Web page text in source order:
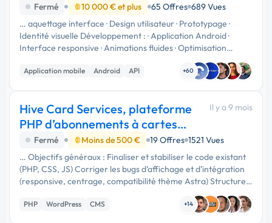
Fermé
10 000 € et plus 65 Offres 689 Vues
… aquettage interface · Design utilisateur · Prototypage ·
Identité visuelle Développement : · Application Android ·
Interface responsive · Animations fluides · Optimisation
performances Fonctionnalités : · Recherche produits ·
Géolocalisation · …
Application mobile Android API +60
Hive Card Services, plateforme
PHP d’abonnements à cartes
personnalisé
Il y a 9 mois
Fermé Moins de 500 € 19 Offres 1521 Vues
… Objectifs généraux : Finaliser et stabiliser le code existant
(PHP, CSS, JS) Corriger les bugs d’affichage et d’intégration
(responsive, centrage, compatibilité thème Astra) Structurer
le code et documenter les fichiers pour maintenance future …
PHP WordPress CMS +14